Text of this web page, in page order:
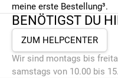
meine erste Bestellung³.
BENÖTIGST DU
ZUM HELPCENTER
Wir sind montags bis
samstags von 10.00 bis